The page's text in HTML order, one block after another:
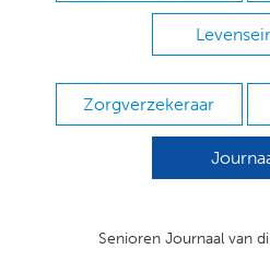
Zorgverzekeraar
Senioren Journaal van